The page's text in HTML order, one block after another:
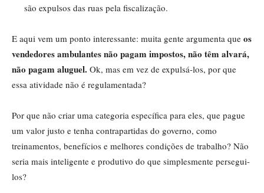
são expulsos das ruas pela fiscalização.
E aqui vem um ponto interessante: muita gente argumenta que os
vendedores ambulantes não pagam impostos, não têm alvará,
não pagam aluguel. Ok, mas em vez de expulsá-los, por que
essa atividade não é regulamentada?
Por que não criar uma categoria específica para eles, que pague
um valor justo e tenha contrapartidas do governo, como
treinamentos, benefícios e melhores condições de trabalho? Não
seria mais inteligente e produtivo do que simplesmente persegui-
los?